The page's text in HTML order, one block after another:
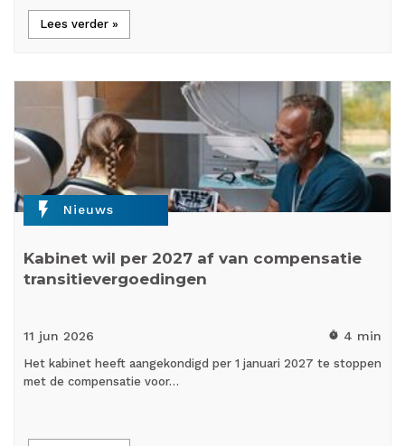
Lees verder »
flash_on Nieuws
Kabinet wil per 2027 af van compensatie
transitievergoedingen
11 jun 2026 timer 4 min
Het kabinet heeft aangekondigd per 1 januari 2027 te stoppen
met de compensatie voor…